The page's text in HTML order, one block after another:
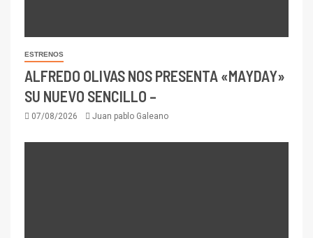
ESTRENOS
ALFREDO OLIVAS NOS PRESENTA «MAYDAY»
SU NUEVO SENCILLO –
07/08/2026 Juan pablo Galeano